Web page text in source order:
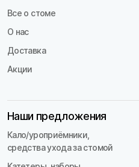
Все о стоме
О нас
Доставка
Акции
Наши предложения
Кало/уроприёмники,
средства ухода за стомой